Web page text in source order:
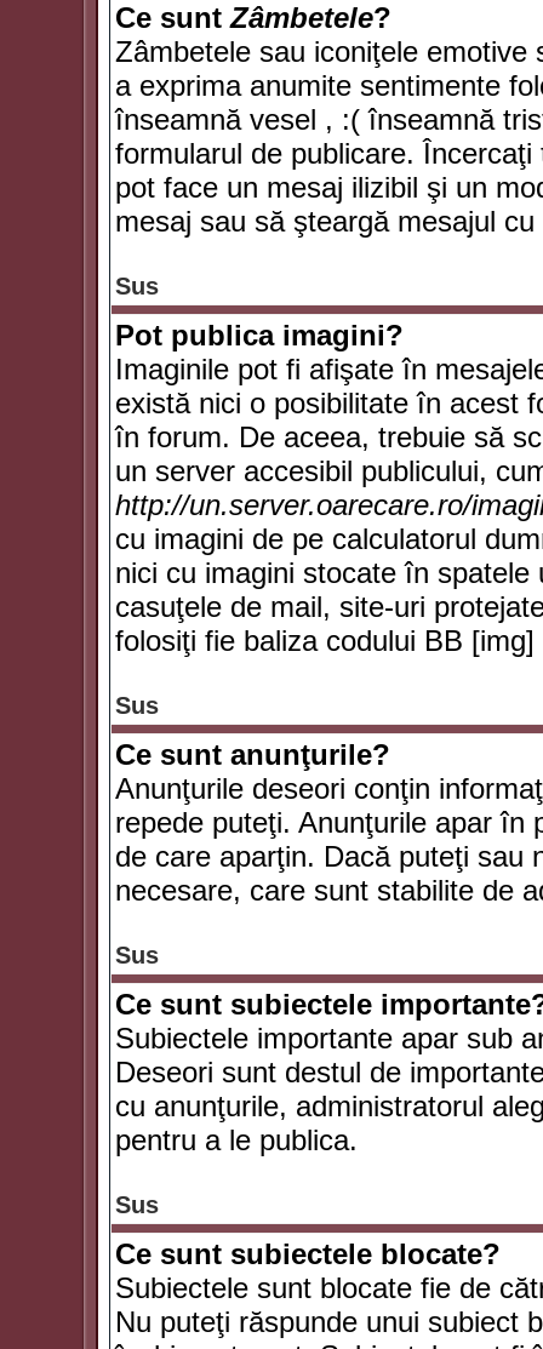
Ce suntZâmbetele?
Zâmbetele sau iconiţele
a exprima anumite sentimente
înseamnă vesel , :( înseamnă
formularul de publicare.
pot face un mesaj ilizibil şi un
mesaj sau să şteargă mesajul cu
Sus
Pot publica imagini?
Imaginile pot fi afişate în
există nici o posibilitate în acest
în forum. De aceea, trebuie să
un server accesibil publicului,
http://un.server.oarecare.ro/
cu imagini de pe calculatorul
nici cu imagini stocate în
casuţele de mail, site-uri
folosiţi fie baliza codului BB
Sus
Ce sunt anunţurile?
Anunţurile deseori conţin
repede puteţi. Anunţurile apar în
de care aparţin. Dacă puteţi sau
necesare, care sunt stabilite de
Sus
Ce sunt subiectele
Subiectele importante apar sub
Deseori sunt destul de
cu anunţurile, administratorul
pentru a le publica.
Sus
Ce sunt subiectele blocate?
Subiectele sunt blocate fie de
Nu puteţi răspunde unui subiect